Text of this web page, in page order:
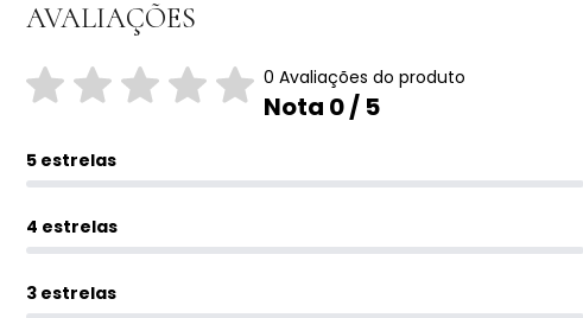
AVALIAÇÕES
0 Avaliações do produto
Nota 0 / 5
5 estrelas
4 estrelas
3 estrelas